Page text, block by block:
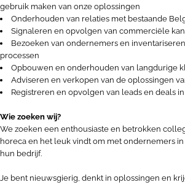
gebruik maken van onze oplossingen
Onderhouden van relaties met bestaande
Signaleren en opvolgen van commerciële
Bezoeken van ondernemers en
processen
Opbouwen en onderhouden van langdurige
Adviseren en verkopen van de oplossingen
Registreren en opvolgen van leads en deals
Wie zoeken wij?
We zoeken een enthousiaste en betrokken
horeca en het leuk vindt om met ondernemers
hun bedrijf.
Je bent nieuwsgierig, denkt in oplossingen en